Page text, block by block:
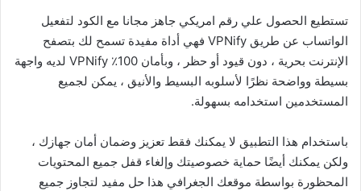
تستطيع الحصول علي رقم امريكي جاهز مجانا مع الكود لتفعيل
الواتساب عن طريق VPNify فهي أداة مفيدة تسمح لك بتصفح
الإنترنت بحرية ، دون قيود أو حظر ، وبأمان 100٪ VPNify لديه واجهة
بسيطة وواضحة نظرًا لأسلوبه البسيط والأنيق ، يمكن لجميع
المستخدمين استخدامه بسهولة.
باستخدام هذا التطبيق لا يمكنك فقط تعزيز وضمان أمان جهازك ،
ولكن يمكنك أيضًا حماية خصوصيتك وإلغاء قفل جميع المحتويات
المحظورة بواسطة موقعك الجغرافي هذا حل مفيد لتجاوز جميع